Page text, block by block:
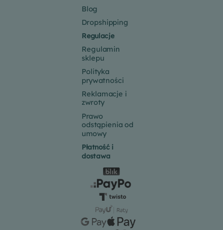
Blog
Dropshipping
Regulacje
Regulamin
sklepu
Polityka
prywatności
Reklamacje i
zwroty
Prawo
odstąpienia od
umowy
Płatność i
dostawa